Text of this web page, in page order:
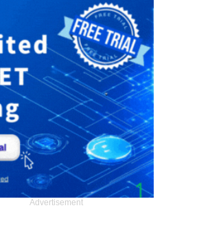
Advertisement